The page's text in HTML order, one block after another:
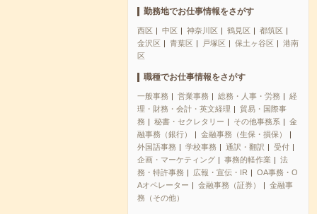
勤務地でお仕事情報をさがす
西区 中区 神奈川区 鶴見区
都筑区
金沢区
青葉区 戸塚区 保土ヶ谷区
港南
区
職種でお仕事情報をさがす
一般事務 営業事務 総務・人事・労務
経
理・財務・会計・英文経理
貿易・国際事
務
秘書・セクレタリー その他事務系
金
融事務（銀行）
金融事務（生保・損保）
外国語事務
学校事務 通訳・翻訳
受付
企画・マーケティング
事務的軽作業
法
務・特許事務
広報・宣伝・IR
OA事務・O
Aオペレーター
金融事務（証券）
金融事
務（その他）